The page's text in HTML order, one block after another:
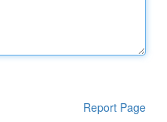
Report Page